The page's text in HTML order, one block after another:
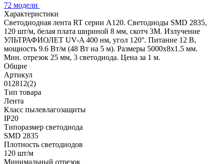
72 модели
Характеристики
Светодиодная лента RT серии A120. Светодиоды SMD 2835,
120 шт/м, белая плата шириной 8 мм, скотч 3M. Излучение
УЛЬТРАФИОЛЕТ UV-A 400 нм, угол 120°. Питание 12 В,
мощность 9.6 Вт/м (48 Вт на 5 м). Размеры 5000x8x1.5 мм.
Мин. отрезок 25 мм, 3 светодиода. Цена за 1 м.
Общие
Артикул
012812(2)
Тип товара
Лента
Класс пылевлагозащиты
IP20
Типоразмер светодиода
SMD 2835
Плотность светодиодов
120 шт/м
Минимальный отрезок